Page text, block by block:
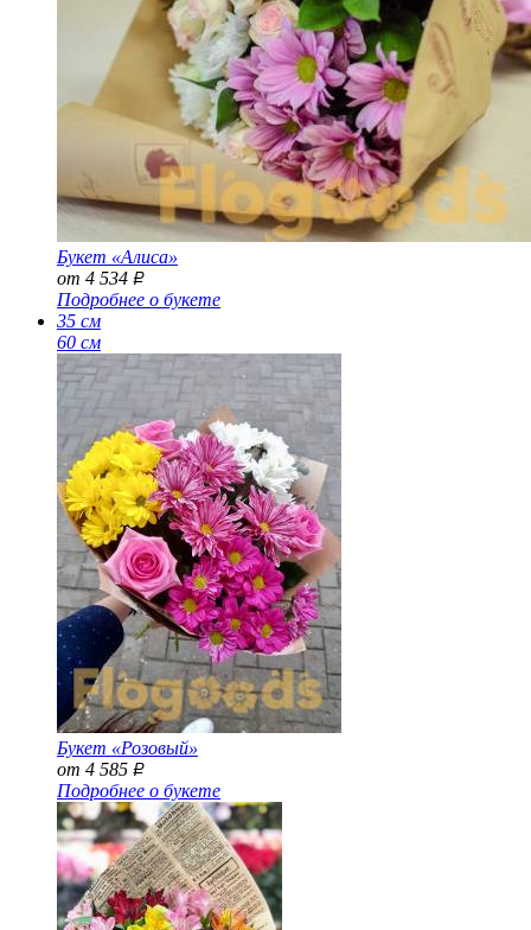
Букет «Алиса»
от 4 534 Р
Подробнее о букете
35 см
60 см
Букет «Розовый»
от 4 585 Р
Подробнее о букете